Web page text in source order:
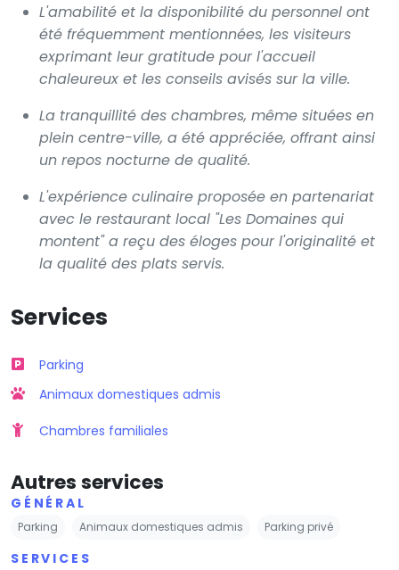
L'amabilité et la disponibilité du personnel ont
été fréquemment mentionnées, les visiteurs
exprimant leur gratitude pour l'accueil
chaleureux et les conseils avisés sur la ville.
La tranquillité des chambres, même situées en
plein centre-ville, a été appréciée, offrant ainsi
un repos nocturne de qualité.
L'expérience culinaire proposée en partenariat
avec le restaurant local "Les Domaines qui
montent" a reçu des éloges pour l'originalité et
la qualité des plats servis.
Services
Parking
Animaux domestiques admis
Chambres familiales
Autres services
GÉNÉRAL
Parking Animaux domestiques admis Parking privé
SERVICES